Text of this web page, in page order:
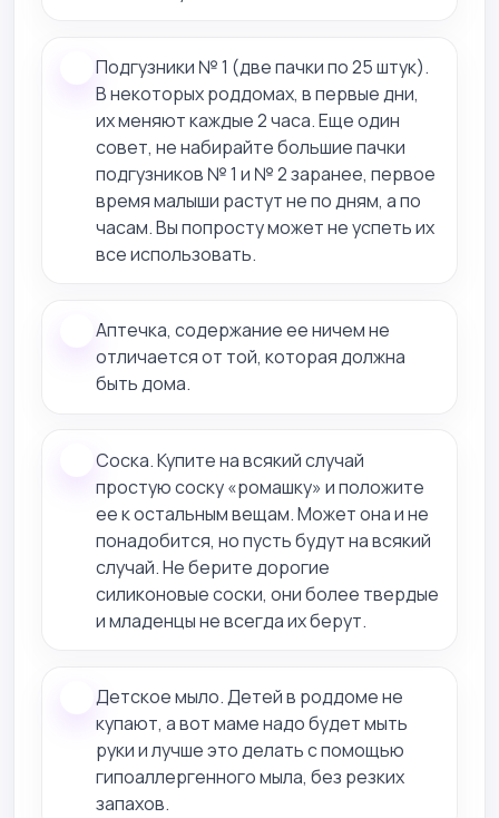
Подгузники № 1 (две пачки по 25 штук).
В некоторых роддомах, в первые дни,
их меняют каждые 2 часа. Еще один
совет, не набирайте большие пачки
подгузников № 1 и № 2 заранее, первое
время малыши растут не по дням, а по
часам. Вы попросту может не успеть их
все использовать.
Аптечка, содержание ее ничем не
отличается от той, которая должна
быть дома.
Соска. Купите на всякий случай
простую соску «ромашку» и положите
ее к остальным вещам. Может она и не
понадобится, но пусть будут на всякий
случай. Не берите дорогие
силиконовые соски, они более твердые
и младенцы не всегда их берут.
Детское мыло. Детей в роддоме не
купают, а вот маме надо будет мыть
руки и лучше это делать с помощью
гипоаллергенного мыла, без резких
запахов.